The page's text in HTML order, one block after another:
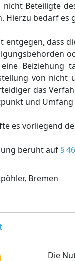
nicht Beteiligte
Hierzu bedarf es
entgegen, dass
von nicht
das
und
es vorliegend
beruht auf §
Bremen
Die